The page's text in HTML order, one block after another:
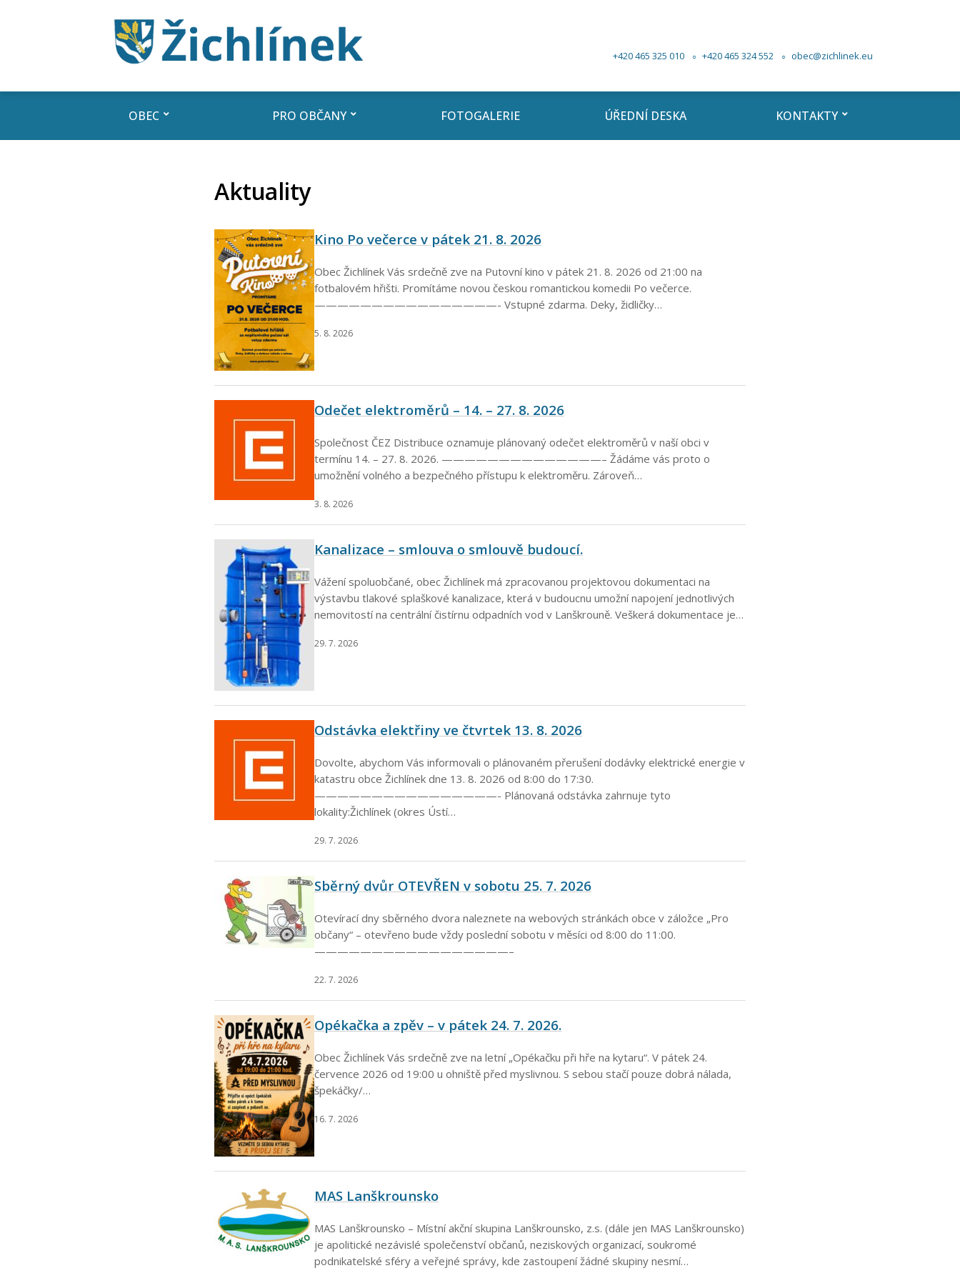
+420 465 325 010 +420 465 324 552 obec@zichlinek.eu
OBEC PRO OBČANY FOTOGALERIE ÚŘEDNÍ DESKA KONTAKTY
Aktuality
Kino Po večerce v pátek 21. 8. 2026
Obec Žichlínek Vás srdečně zve na Putovní kino v pátek 21. 8. 2026 od 21:00 na
fotbalovém hřišti. Promítáme novou českou romantickou komedii Po večerce.
————————————————- Vstupné zdarma. Deky, židličky…
5. 8. 2026
Odečet elektroměrů – 14. – 27. 8. 2026
Společnost ČEZ Distribuce oznamuje plánovaný odečet elektroměrů v naší obci v
termínu 14. – 27. 8. 2026. ——————————————– Žádáme vás proto o
umožnění volného a bezpečného přístupu k elektroměru. Zároveň…
3. 8. 2026
Kanalizace – smlouva o smlouvě budoucí.
Vážení spoluobčané, obec Žichlínek má zpracovanou projektovou dokumentaci na
výstavbu tlakové splaškové kanalizace, která v budoucnu umožní napojení jednotlivých
nemovitostí na centrální čistírnu odpadních vod v Lanškrouně. Veškerá dokumentace je…
29. 7. 2026
Odstávka elektřiny ve čtvrtek 13. 8. 2026
Dovolte, abychom Vás informovali o plánovaném přerušení dodávky elektrické energie v
katastru obce Žichlínek dne 13. 8. 2026 od 8:00 do 17:30.
————————————————- Plánovaná odstávka zahrnuje tyto
lokality:Žichlínek (okres Ústí…
29. 7. 2026
Sběrný dvůr OTEVŘEN v sobotu 25. 7. 2026
Otevírací dny sběrného dvora naleznete na webových stránkách obce v záložce „Pro
občany“ – otevřeno bude vždy poslední sobotu v měsíci od 8:00 do 11:00.
—————————————————–
22. 7. 2026
Opékačka a zpěv – v pátek 24. 7. 2026.
Obec Žichlínek Vás srdečně zve na letní „Opékačku při hře na kytaru“. V pátek 24.
července 2026 od 19:00 u ohniště před myslivnou. S sebou stačí pouze dobrá nálada,
špekáčky/…
16. 7. 2026
MAS Lanškrounsko
MAS Lanškrounsko – Místní akční skupina Lanškrounsko, z.s. (dále jen MAS Lanškrounsko)
je apolitické nezávislé společenství občanů, neziskových organizací, soukromé
podnikatelské sféry a veřejné správy, kde zastoupení žádné skupiny nesmí…